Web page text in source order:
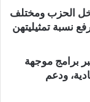
الحزب ومختلف
نسبة تمثيليتهن
برامج موجهة
ودعم